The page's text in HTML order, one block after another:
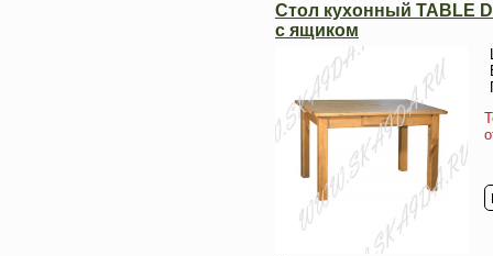
Стол кухонный TABLE
с ящиком